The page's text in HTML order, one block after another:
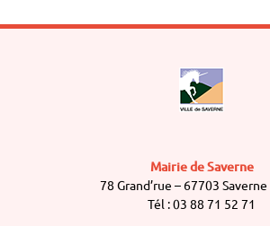
Mairie de Saverne
78 Grand’rue – 67703
Tél : 03 88 71 52 71